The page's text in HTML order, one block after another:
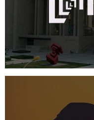
网站建设
数字博物馆建设
产品展厅设计